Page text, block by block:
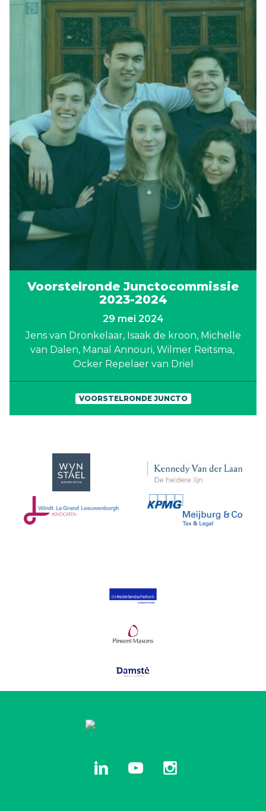
Voorstelronde Junctocommissie
2023-2024
29 mei 2024
Jens van Dronkelaar Isaak de kroon Michelle
van Dalen Manal Annouri Wilmer Reitsma
Ocker Repelaer van Driel
VOORSTELRONDE JUNCTO
linkedin youtube